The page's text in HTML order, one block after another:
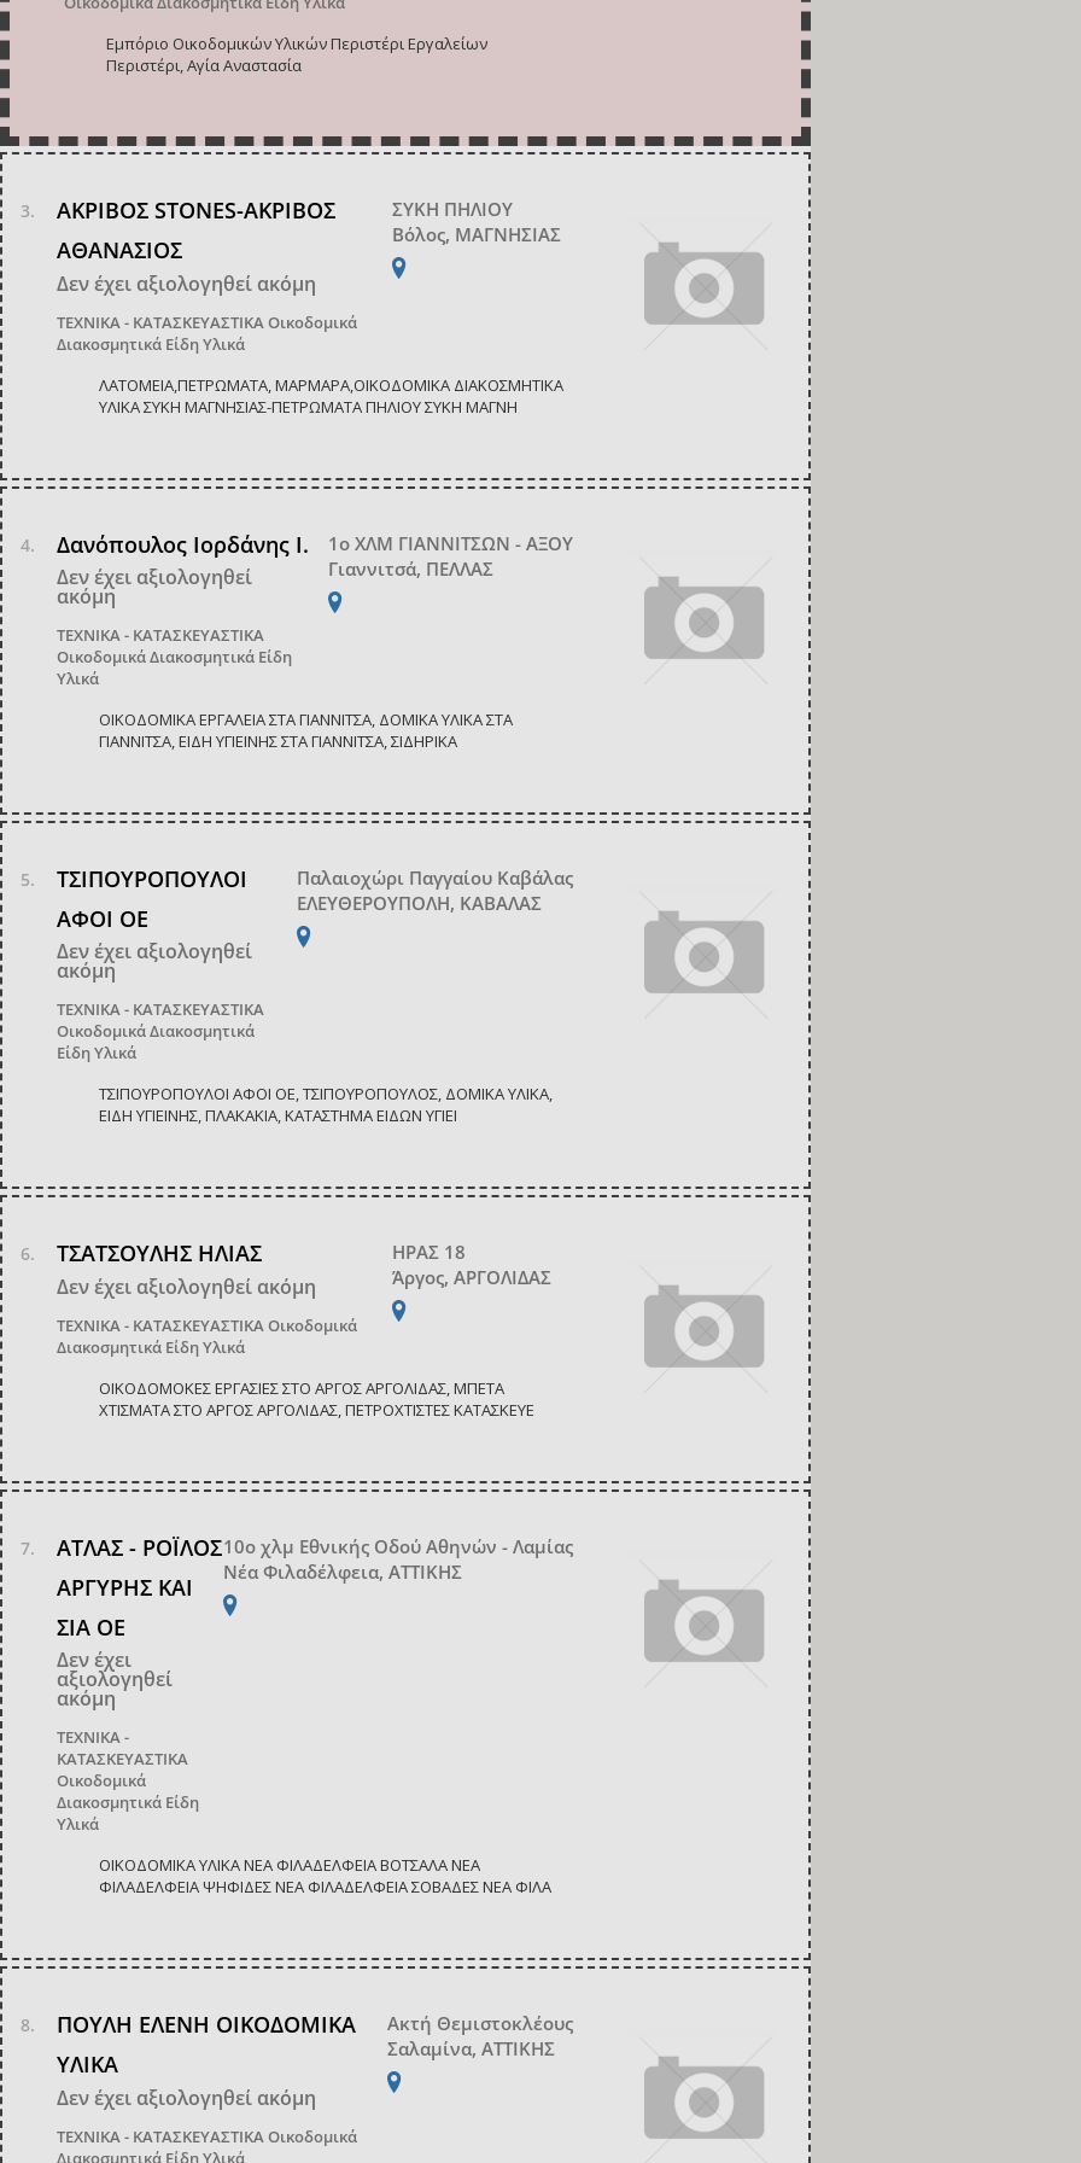
Εμπόριο Οικοδομικών Υλικών Περιστέρι Εργαλείων
Περιστέρι, Αγία Αναστασία
ΑΚΡΙΒΟΣ STONES-ΑΚΡΙΒΟΣ
ΑΘΑΝΑΣΙΟΣ
Δεν έχει αξιολογηθεί ακόμη
ΤΕΧΝΙΚΑ - ΚΑΤΑΣΚΕΥΑΣΤΙΚΑΟικοδομικά
Διακοσμητικά Είδη Υλικά
ΣΥΚΗ ΠΗΛΙΟΥ
Βόλος, ΜΑΓΝΗΣΙΑΣ
ΛΑΤΟΜΕΙΑ,ΠΕΤΡΩΜΑΤΑ, ΜΑΡΜΑΡΑ,ΟΙΚΟΔΟΜΙΚΑ ΔΙΑΚΟΣΜΗΤΙΚΑ
ΥΛΙΚΑ ΣΥΚΗ ΜΑΓΝΗΣΙΑΣ-ΠΕΤΡΩΜΑΤΑ ΠΗΛΙΟΥ ΣΥΚΗ ΜΑΓΝΗ
Δανόπουλος Ιορδάνης Ι.
Δεν έχει αξιολογηθεί
ακόμη
ΤΕΧΝΙΚΑ - ΚΑΤΑΣΚΕΥΑΣΤΙΚΑ
Οικοδομικά Διακοσμητικά Είδη
Υλικά
1ο ΧΛΜ ΓΙΑΝΝΙΤΣΩΝ - ΑΞΟΥ
Γιαννιτσά, ΠΕΛΛΑΣ
ΟΙΚΟΔΟΜΙΚΑ ΕΡΓΑΛΕΙΑ ΣΤΑ ΓΙΑΝΝΙΤΣΑ, ΔΟΜΙΚΑ ΥΛΙΚΑ ΣΤΑ
ΓΙΑΝΝΙΤΣΑ, ΕΙΔΗ ΥΓΙΕΙΝΗΣ ΣΤΑ ΓΙΑΝΝΙΤΣΑ, ΣΙΔΗΡΙΚΑ
ΤΣΙΠΟΥΡΟΠΟΥΛΟΙ
ΑΦΟΙ ΟΕ
Δεν έχει αξιολογηθεί
ακόμη
ΤΕΧΝΙΚΑ - ΚΑΤΑΣΚΕΥΑΣΤΙΚΑ
Οικοδομικά Διακοσμητικά
Είδη Υλικά
Παλαιοχώρι Παγγαίου Καβάλας
ΕΛΕΥΘΕΡΟΥΠΟΛΗ, ΚΑΒΑΛΑΣ
ΤΣΙΠΟΥΡΟΠΟΥΛΟΙ ΑΦΟΙ ΟΕ, ΤΣΙΠΟΥΡΟΠΟΥΛΟΣ, ΔΟΜΙΚΑ ΥΛΙΚΑ,
ΕΙΔΗ ΥΓΙΕΙΝΗΣ, ΠΛΑΚΑΚΙΑ, ΚΑΤΑΣΤΗΜΑ ΕΙΔΩΝ ΥΓΙΕΙ
ΤΣΑΤΣΟΥΛΗΣ ΗΛΙΑΣ
Δεν έχει αξιολογηθεί ακόμη
ΤΕΧΝΙΚΑ - ΚΑΤΑΣΚΕΥΑΣΤΙΚΑΟικοδομικά
Διακοσμητικά Είδη Υλικά
ΗΡΑΣ 18
Άργος, ΑΡΓΟΛΙΔΑΣ
ΟΙΚΟΔΟΜΟΚΕΣ ΕΡΓΑΣΙΕΣ ΣΤΟ ΑΡΓΟΣ ΑΡΓΟΛΙΔΑΣ, ΜΠΕΤΑ
ΧΤΙΣΜΑΤΑ ΣΤΟ ΑΡΓΟΣ ΑΡΓΟΛΙΔΑΣ, ΠΕΤΡΟΧΤΙΣΤΕΣ ΚΑΤΑΣΚΕΥΕ
ΑΤΛΑΣ - ΡΟΪΛΟΣ
ΑΡΓΥΡΗΣ ΚΑΙ
ΣΙΑ ΟΕ
Δεν έχει
αξιολογηθεί
ακόμη
ΤΕΧΝΙΚΑ -
ΚΑΤΑΣΚΕΥΑΣΤΙΚΑ
Οικοδομικά
Διακοσμητικά Είδη
Υλικά
10ο χλμ Εθνικής Οδού Αθηνών - Λαμίας
Νέα Φιλαδέλφεια, ΑΤΤΙΚΗΣ
ΟΙΚΟΔΟΜΙΚΑ ΥΛΙΚΑ ΝΕΑ ΦΙΛΑΔΕΛΦΕΙΑ ΒΟΤΣΑΛΑ ΝΕΑ
ΦΙΛΑΔΕΛΦΕΙΑ ΨΗΦΙΔΕΣ ΝΕΑ ΦΙΛΑΔΕΛΦΕΙΑ ΣΟΒΑΔΕΣ ΝΕΑ ΦΙΛΑ
ΠΟΥΛΗ ΕΛΕΝΗ ΟΙΚΟΔΟΜΙΚΑ
ΥΛΙΚΑ
Δεν έχει αξιολογηθεί ακόμη
ΤΕΧΝΙΚΑ - ΚΑΤΑΣΚΕΥΑΣΤΙΚΑΟικοδομικά
Διακοσμητικά Είδη Υλικά
Ακτή Θεμιστοκλέους
Σαλαμίνα, ΑΤΤΙΚΗΣ